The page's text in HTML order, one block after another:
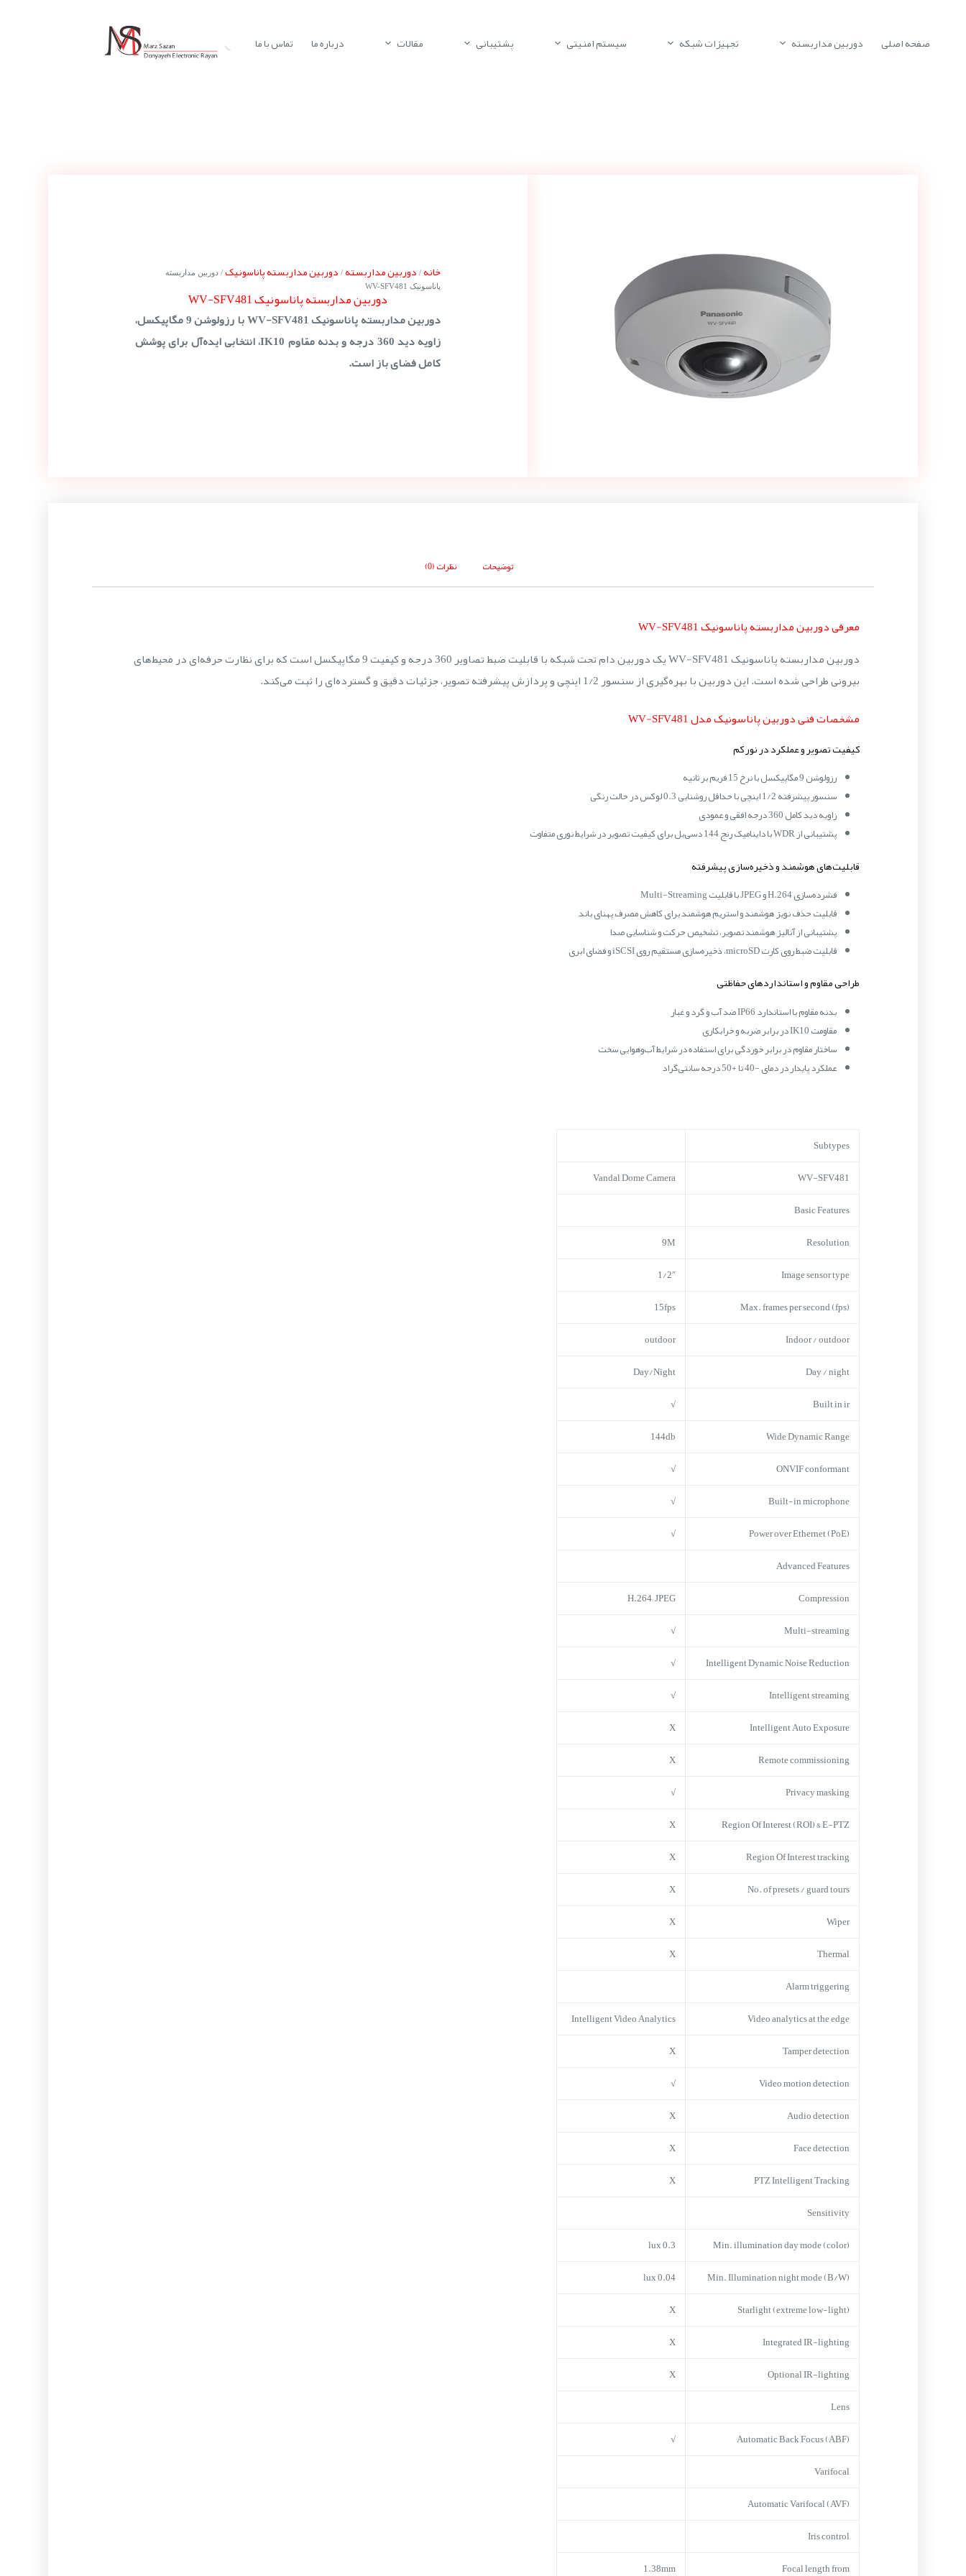
صفحه اصلی دوربین مداربسته تجهیزات شبکه سیستم امنیتی پشتیبانی مقالات درباره ما تماس با ما
خانه/ دوربین مداربسته/ دوربین مداربسته پاناسونیک/ دوربین مداربسته
پاناسونیک WV-SFV481
دوربین مداربسته پاناسونیک WV-SFV481
دوربین مداربسته پاناسونیک WV-SFV481 با رزولوشن 9 مگاپیکسل،
زاویه دید 360 درجه و بدنه مقاوم IK10، انتخابی ایده‌آل برای پوشش
کامل فضای باز است.
توضیحات نظرات (0)
معرفی دوربین مداربسته پاناسونیک WV-SFV481
دوربین مداربسته پاناسونیک WV-SFV481 یک دوربین دام تحت شبکه با قابلیت ضبط تصاویر 360 درجه و کیفیت 9 مگاپیکسل است که برای نظارت حرفه‌ای در محیط‌های
بیرونی طراحی شده است. این دوربین با بهره‌گیری از سنسور 1/2 اینچی و پردازش پیشرفته تصویر، جزئیات دقیق و گسترده‌ای را ثبت می‌کند.
مشخصات فنی دوربین پاناسونیک مدل WV-SFV481
کیفیت تصویر و عملکرد در نور کم
رزولوشن 9 مگاپیکسل با نرخ 15 فریم بر ثانیه
سنسور پیشرفته 1/2 اینچی با حداقل روشنایی 0.3 لوکس در حالت رنگی
زاویه دید کامل 360 درجه افقی و عمودی
پشتیبانی از WDR با داینامیک رنج 144 دسی‌بل برای کیفیت تصویر در شرایط نوری متفاوت
قابلیت‌های هوشمند و ذخیره‌سازی پیشرفته
فشرده‌سازی H.264 و JPEG با قابلیت Multi-Streaming
قابلیت حذف نویز هوشمند و استریم هوشمند برای کاهش مصرف پهنای باند
پشتیبانی از آنالیز هوشمند تصویر، تشخیص حرکت و شناسایی صدا
قابلیت ضبط روی کارت microSD، ذخیره‌سازی مستقیم روی iSCSI و فضای ابری
طراحی مقاوم و استانداردهای حفاظتی
بدنه مقاوم با استاندارد IP66 ضد آب و گرد و غبار
مقاومت IK10 در برابر ضربه و خرابکاری
ساختار مقاوم در برابر خوردگی برای استفاده در شرایط آب‌وهوایی سخت
عملکرد پایدار در دمای -40 تا +50 درجه سانتی‌گراد
Subtypes
WV-SFV481
Vandal Dome Camera
Basic Features
Resolution
9M
Image sensor type
1/2″
Max. frames per second (fps)
15fps
Indoor / outdoor
outdoor
Day / night
Day/Night
Built in ir
√
Wide Dynamic Range
144db
ONVIF conformant
√
Built-in microphone
√
Power over Ethernet (PoE)
√
Advanced Features
Compression
H.264; JPEG
Multi-streaming
√
Intelligent Dynamic Noise Reduction
√
Intelligent streaming
√
Intelligent Auto Exposure
X
Remote commissioning
X
Privacy masking
√
Region Of Interest (ROI) & E-PTZ
X
Region Of Interest tracking
X
No. of presets / guard tours
X
Wiper
X
Thermal
X
Alarm triggering
Video analytics at the edge
Intelligent Video Analytics
Tamper detection
X
Video motion detection
√
Audio detection
X
Face detection
X
PTZ Intelligent Tracking
X
Sensitivity
Min. illumination day mode (color)
0.3 lux
Min. Illumination night mode (B/W)
0.04 lux
Starlight (extreme low-light)
X
Integrated IR-lighting
X
Optional IR-lighting
X
Lens
Automatic Back Focus (ABF)
√
Varifocal
Automatic Varifocal (AVF)
Iris control
Focal length from
1.38mm